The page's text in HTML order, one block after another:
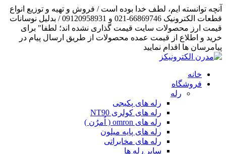
آنچه توانسته ایم، لطف خدا بوده است / فروش و تهیه و توزیع انواع
قطعات الکترونیک 66869746-021 و 09120958931 / بدلیل نوسانات
قیمت ارز محصولات سایت قیمت گذاری نشده اند؛ لطفا" برای
خرید و اطلاع از قیمت عمده محصولات از طریق ارسال پیام در
پیامرسان ها اقدام نمایید
خانه
فروشگاه
رله
رله های پکیجی
رله های کولری NT90
رله های omron ( اُمرُن )
رله های پایه میلون
رله های مخابراتی
سایر رله ها